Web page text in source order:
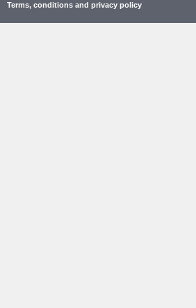
Terms, conditions and privacy policy